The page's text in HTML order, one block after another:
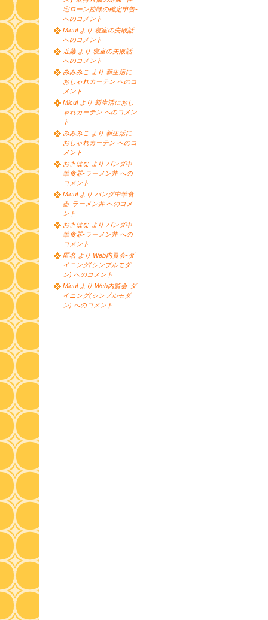
宅ローン控除の確定申告-
へのコメント
Micul より 寝室の失敗話
へのコメント
近藤 より 寝室の失敗話
へのコメント
みみみこ より 新生活に
おしゃれカーテン へのコ
メント
Micul より 新生活におし
ゃれカーテン へのコメン
ト
みみみこ より 新生活に
おしゃれカーテン へのコ
メント
おきはな より パンダ中
華食器-ラーメン丼 への
コメント
Micul より パンダ中華食
器-ラーメン丼 へのコメ
ント
おきはな より パンダ中
華食器-ラーメン丼 への
コメント
匿名 より Web内覧会-ダ
イニング(シンプルモダ
ン) へのコメント
Micul より Web内覧会-ダ
イニング(シンプルモダ
ン) へのコメント